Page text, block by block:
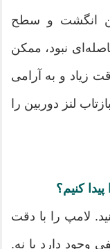
بین انگشت و سطح
نبود، ممکن
زیاد و به آرامی
لنز دوربین را
لامپ را با دقت
وجود دارد یا نه.